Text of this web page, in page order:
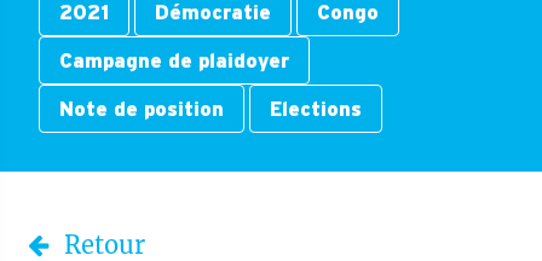
2021 Démocratie Congo
Campagne de plaidoyer
Note de position Elections
Retour